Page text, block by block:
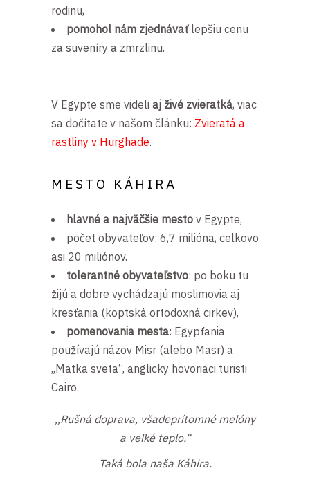
rodinu,
pomohol nám zjednávaťlepšiu cenu
za suveníry a zmrzlinu.
V Egypte sme videli aj živé zvieratká, viac
sa dočítate v našom článku: Zvieratá a
rastliny v Hurghade.
MESTO KÁHIRA
hlavné a najväčšie mesto v Egypte,
počet obyvateľov: 6,7 milióna, celkovo
asi 20 miliónov.
tolerantné obyvateľstvo: po boku tu
žijú a dobre vychádzajú moslimovia aj
kresťania (koptská ortodoxná cirkev),
pomenovania mesta: Egypťania
používajú názov Misr (alebo Masr) a
,,Matka sveta“, anglicky hovoriaci turisti
Cairo.
,,Rušná doprava, všadeprítomné melóny
a veľké teplo.“
Taká bola naša Káhira.